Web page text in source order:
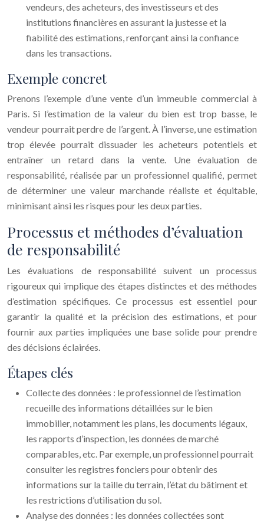
vendeurs, des acheteurs, des investisseurs et des
institutions financières en assurant la justesse et la
fiabilité des estimations, renforçant ainsi la confiance
dans les transactions.
Exemple concret
Prenons l’exemple d’une vente d’un immeuble commercial à
Paris. Si l’estimation de la valeur du bien est trop basse, le
vendeur pourrait perdre de l’argent. À l’inverse, une estimation
trop élevée pourrait dissuader les acheteurs potentiels et
entraîner un retard dans la vente. Une évaluation de
responsabilité, réalisée par un professionnel qualifié, permet
de déterminer une valeur marchande réaliste et équitable,
minimisant ainsi les risques pour les deux parties.
Processus et méthodes d’évaluation
de responsabilité
Les évaluations de responsabilité suivent un processus
rigoureux qui implique des étapes distinctes et des méthodes
d’estimation spécifiques. Ce processus est essentiel pour
garantir la qualité et la précision des estimations, et pour
fournir aux parties impliquées une base solide pour prendre
des décisions éclairées.
Étapes clés
Collecte des données : le professionnel de l’estimation
recueille des informations détaillées sur le bien
immobilier, notamment les plans, les documents légaux,
les rapports d’inspection, les données de marché
comparables, etc. Par exemple, un professionnel pourrait
consulter les registres fonciers pour obtenir des
informations sur la taille du terrain, l’état du bâtiment et
les restrictions d’utilisation du sol.
Analyse des données : les données collectées sont